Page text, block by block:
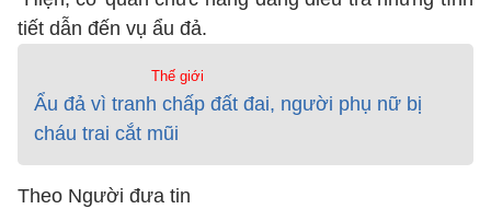
tiết dẫn đến vụ ẩu đả.
Thế giới
Ẩu đả vì tranh chấp đất đai, người phụ nữ bị
cháu trai cắt mũi
Theo Người đưa tin